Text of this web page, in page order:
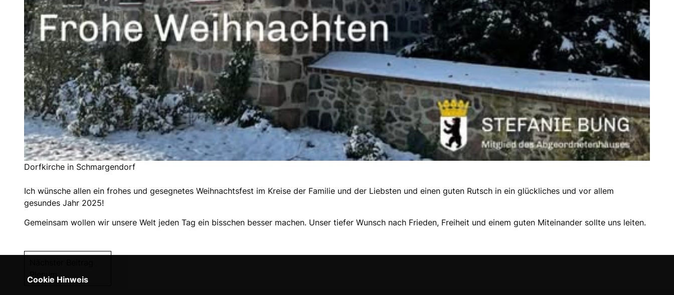
Ich wünsche allen ein frohes und gesegnetes Weihnachtsfest im Kreise der Familie und der Liebsten und einen guten Rutsch in ein glückliches und vor allem
gesundes Jahr 2025!
Gemeinsam wollen wir unsere Welt jeden Tag ein bisschen besser machen. Unser tiefer Wunsch nach Frieden, Freiheit und einem guten Miteinander sollte uns leiten.
Plenum
Dorfkirche in Schmargendorf
Cookie Hinweis